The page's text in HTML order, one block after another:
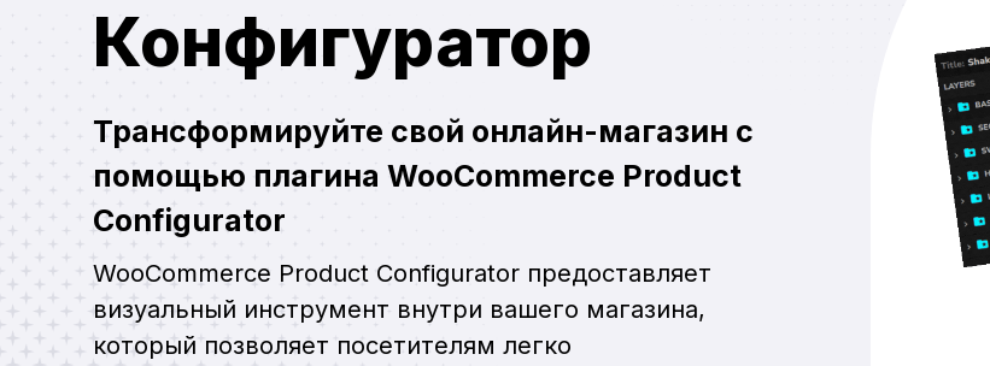
Конфигуратор
Трансформируйте свой онлайн-магазин с
помощью плагина WooCommerce Product
Configurator
WooCommerce Product Configurator предоставляет
визуальный инструмент внутри вашего магазина,
который позволяет посетителям легко